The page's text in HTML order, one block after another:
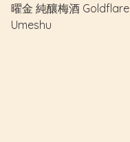
曜金 純釀梅酒 Goldflare
Umeshu